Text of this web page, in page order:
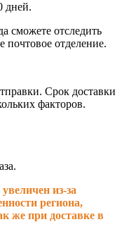
дней.
сможете отследить
почтовое отделение.
Срок доставки
факторов.
из-за
региона,
же при доставке в